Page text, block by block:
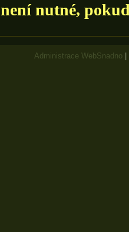
není nutné,
Administrace WebSnadno|